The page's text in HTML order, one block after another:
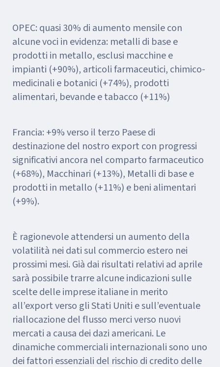
OPEC: quasi 30% di aumento mensile con
alcune voci in evidenza: metalli di base e
prodotti in metallo, esclusi macchine e
impianti (+90%), articoli farmaceutici, chimico-
medicinali e botanici (+74%), prodotti
alimentari, bevande e tabacco (+11%)
Francia: +9% verso il terzo Paese di
destinazione del nostro export con progressi
significativi ancora nel comparto farmaceutico
(+68%), Macchinari (+13%), Metalli di base e
prodotti in metallo (+11%) e beni alimentari
(+9%).
È ragionevole attendersi un aumento della
volatilità nei dati sul commercio estero nei
prossimi mesi. Già dai risultati relativi ad aprile
sarà possibile trarre alcune indicazioni sulle
scelte delle imprese italiane in merito
all’export verso gli Stati Uniti e sull’eventuale
riallocazione del flusso merci verso nuovi
mercati a causa dei dazi americani. Le
dinamiche commerciali internazionali sono uno
dei fattori essenziali del rischio di credito delle